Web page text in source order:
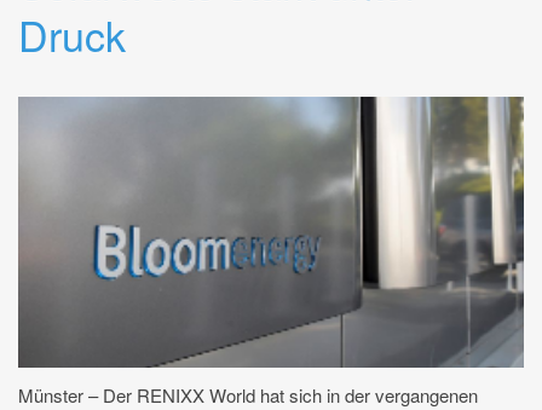
Druck
Münster – Der RENIXX World hat sich in der vergangenen